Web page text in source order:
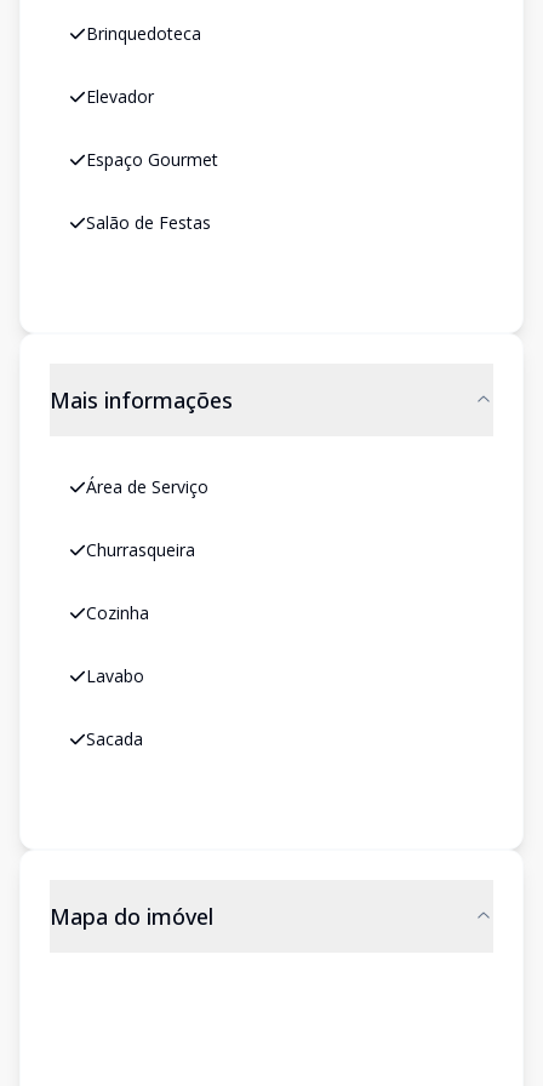
Brinquedoteca
Elevador
Espaço Gourmet
Salão de Festas
Mais informações
Área de Serviço
Churrasqueira
Cozinha
Lavabo
Sacada
Mapa do imóvel